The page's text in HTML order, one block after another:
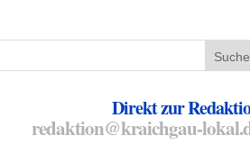
Direkt zur
redaktion@kraichgau-